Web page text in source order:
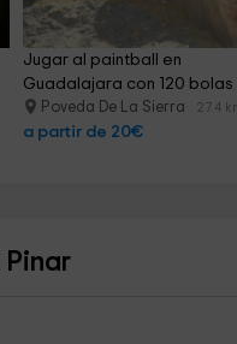
Jugar al paintball en
Guadalajara con 120 bolas
Poveda De La Sierra 27.4
a partir de 20€